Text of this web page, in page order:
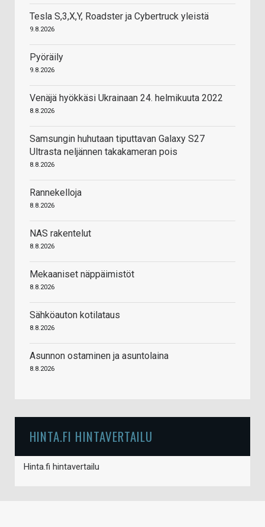
Tesla S,3,X,Y, Roadster ja Cybertruck yleistä
9.8.2026
Pyöräily
9.8.2026
Venäjä hyökkäsi Ukrainaan 24. helmikuuta 2022
8.8.2026
Samsungin huhutaan tiputtavan Galaxy S27
Ultrasta neljännen takakameran pois
8.8.2026
Rannekelloja
8.8.2026
NAS rakentelut
8.8.2026
Mekaaniset näppäimistöt
8.8.2026
Sähköauton kotilataus
8.8.2026
Asunnon ostaminen ja asuntolaina
8.8.2026
HINTA.FI HINTAVERTAILU
Hinta.fi hintavertailu